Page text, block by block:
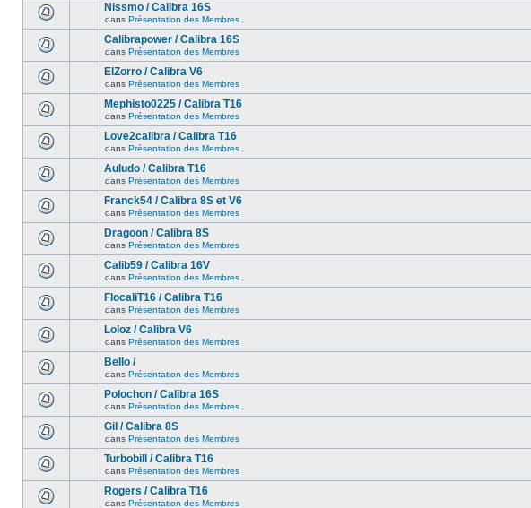
Nissmo / Calibra 16S
dans Présentation des Membres
Calibrapower / Calibra 16S
dans Présentation des Membres
ElZorro / Calibra V6
dans Présentation des Membres
Mephisto0225 / Calibra T16
dans Présentation des Membres
Love2calibra / Calibra T16
dans Présentation des Membres
Auludo / Calibra T16
dans Présentation des Membres
Franck54 / Calibra 8S et V6
dans Présentation des Membres
Dragoon / Calibra 8S
dans Présentation des Membres
Calib59 / Calibra 16V
dans Présentation des Membres
FlocaliT16 / Calibra T16
dans Présentation des Membres
Loloz / Calibra V6
dans Présentation des Membres
Bello /
dans Présentation des Membres
Polochon / Calibra 16S
dans Présentation des Membres
Gil / Calibra 8S
dans Présentation des Membres
Turbobill / Calibra T16
dans Présentation des Membres
Rogers / Calibra T16
dans Présentation des Membres